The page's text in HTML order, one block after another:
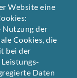
Website eine
Nutzung der
Cookies, die
bei der
Daten
auch die
– und Amazon
Glück gibt es
und dabei den
ganze Reihe